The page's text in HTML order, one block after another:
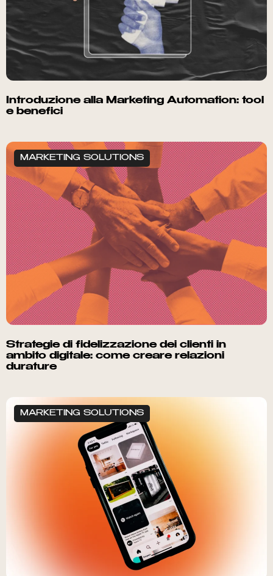
Introduzione alla Marketing Automation: tool
e benefici
MARKETING SOLUTIONS
Strategie di fidelizzazione dei clienti in
ambito digitale: come creare relazioni
durature
MARKETING SOLUTIONS